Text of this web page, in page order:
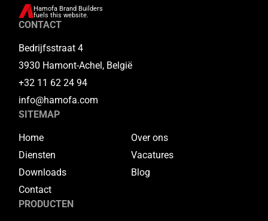
Hamofa Brand Builders
fuels this website.
CONTACT
Bedrijfsstraat 4
3930 Hamont-Achel, België
+32 11 62 24 94
info@hamofa.com
SITEMAP
Home
Over ons
Diensten
Vacatures
Downloads
Blog
Contact
PRODUCTEN